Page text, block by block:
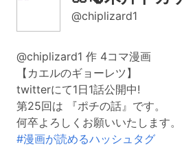
@chiplizard1
@chiplizard1 作 4コマ漫画
【カエルのギョーレツ】
twitterにて1日1話公開中!
第25回は 『ポチの話』です。
何卒よろしくお願いいたします。
#漫画が読めるハッシュタグ